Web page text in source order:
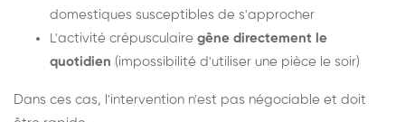
domestiques susceptibles de s'approcher
L'activité crépusculaire gêne directement le
quotidien (impossibilité d'utiliser une pièce le soir)
Dans ces cas, l'intervention n'est pas négociable et doit